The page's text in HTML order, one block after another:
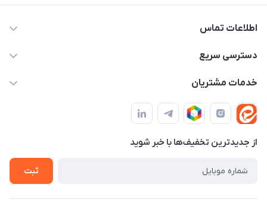
اطلاعات تماس
09982430312
دسترسی سریع
حساب کاربری
لیست محصولات
درباره ما
خدمات مشتریان
قوانین و مقررات
حریم خصوصی
راهنما
از جدید‌ترین تخفیف‌ها با‌ خبر شوید
ثبت